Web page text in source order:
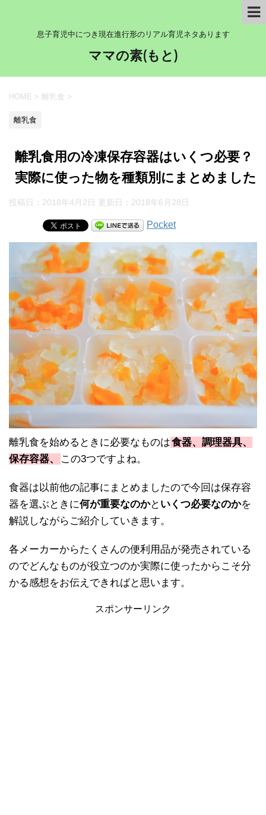
息子育児中につき現在進行形のリアル育児ネタあります
ママの素(もと)
HOME > 離乳食 >
離乳食
離乳食用の冷凍保存容器はいくつ必要？
実際に使った物を種類別にまとめました
投稿日：2018年4月2日 更新日： 2018年6月28日
Pocket
離乳食を始めるときに必要なものは食器、調理器具、
保存容器、
この3つですよね。
食器は以前他の記事にまとめましたので今回は保存容
器を選ぶときに何が重要なのかと いくつ必要なのかを
解説しながらご紹介していきます。
各メーカーからたくさんの便利用品が発売されている
のでどんなものが役立つのか実際に使ったからこそ分
かる感想をお伝えできればと思います。
スポンサーリンク